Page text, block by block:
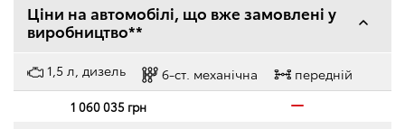
Ціни на автомобілі, що вже замовлені у
виробництво**
1,5 л, дизель 6-ст. механічна передній
1 060 035 грн